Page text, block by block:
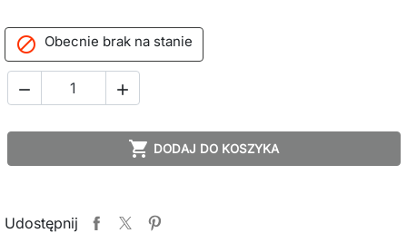
 Obecnie brak na stanie
 
 DODAJ DO KOSZYKA
Udostępnij